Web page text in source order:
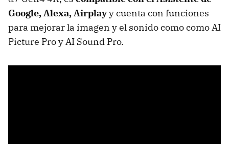
Google, Alexa, Airplayy cuenta con funciones
para mejorar la imagen y el sonido como como AI
Picture Pro y AI Sound Pro.